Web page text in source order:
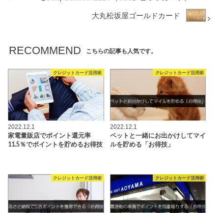
大丸松坂屋ゴールドカード
RECOMMEND こちらの記事も人気です。
クレジットカード活用術
2022.12.1
家電量販店でポイント還元率
11.5％でポイントを貯めるお得技
クレジットカード活用術
2022.12.1
ペットと一緒にお出かけしてマイ
ルを貯める「お得技」
クレジットカード活用術 クレジットカード活用術